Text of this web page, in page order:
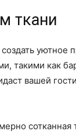
ткани
уютное
такими как
вашей